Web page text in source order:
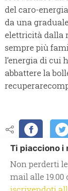
del caro-
da una
elettricità dalla
sempre più
l’energia di cui
abbattere la
Ti piacciono i
Non perderti
mail alle